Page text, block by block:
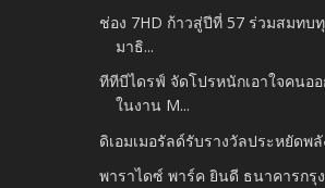
ช่อง 7HD ก้าวสู่ปีที่ 57 ร่วมสมทบ
มาธิ...
ทีทีบีไดรฟ์ จัดโปรหนักเอาใจคนอ
ในงาน M...
ดิเอมเมอรัลด์รับรางวัลประหยัดพ
พาราไดซ์ พาร์ค ยินดี ธนาคารกรุ